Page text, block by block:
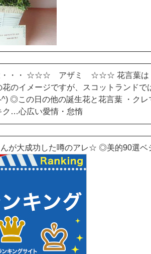
・・・ ☆☆☆ アザミ ☆☆☆ 花言葉は
のイメージですが、スコットランドで
^) ◎この日の他の誕生花と花言葉 ・ク
ク…心広い愛情・怠惰
が大成功した噂のアレ☆ ◎美的90選ベ